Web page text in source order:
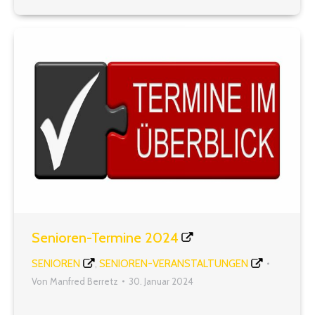
Pressen, Schrauben und Schweißen die Karosserie…
Senioren-Termine 2024
SENIOREN SENIOREN-VERANSTALTUNGEN
Von Manfred Berretz 30. Januar 2024